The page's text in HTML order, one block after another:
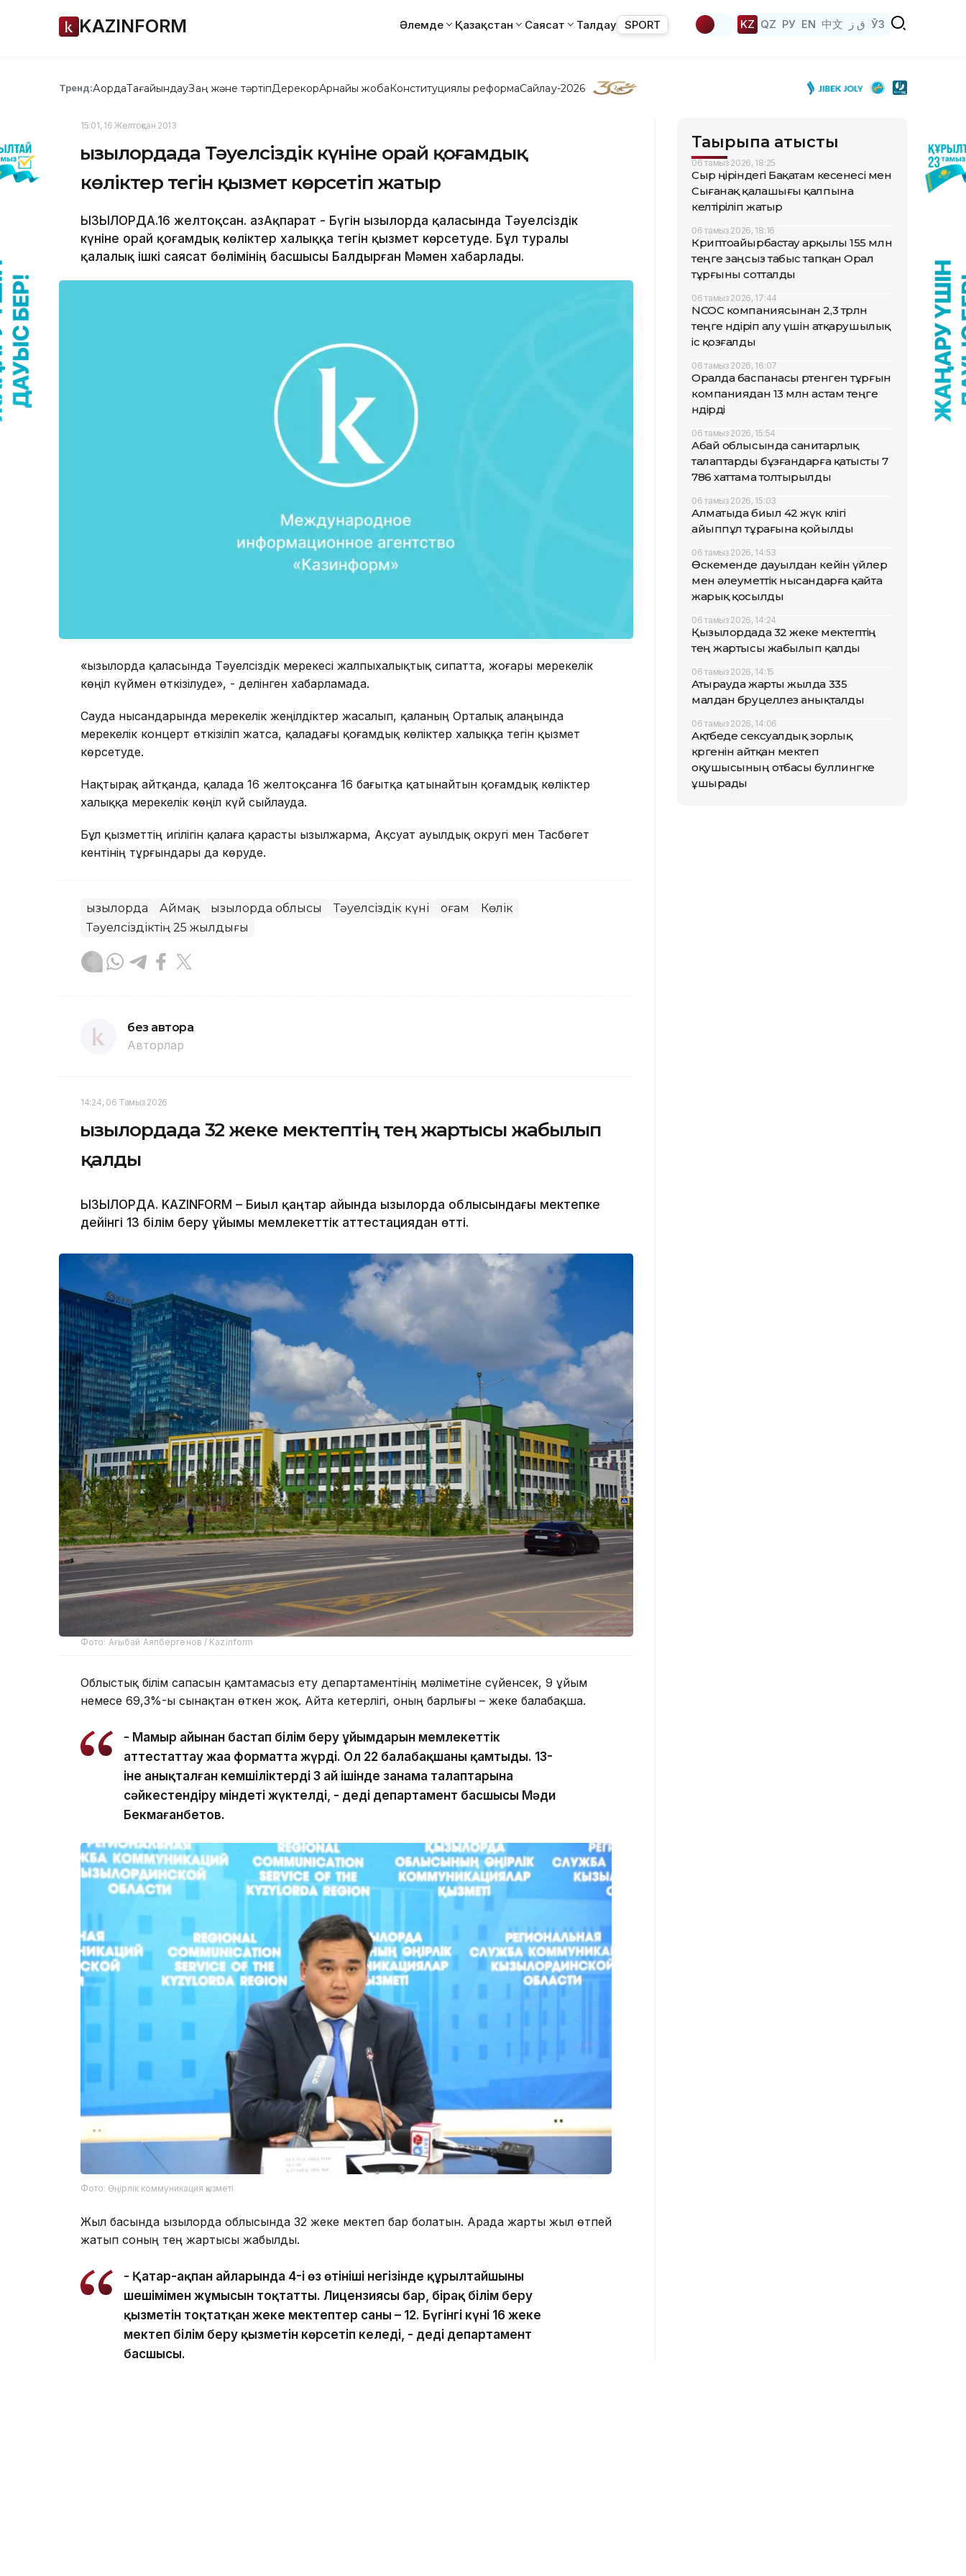
KAZINFORM Әлемде Қазақстан Саясат Талдау SPORT KZ QZ РУ EN 中文 ق ز ЎЗ
Тренд:АқордаТағайындауЗаң және тәртіпДерекқорАрнайы жобаКонституциялық реформаСайлау-2026
15:01, 16 Желтоқсан 2013
Қызылордада Тәуелсіздік күніне орай қоғамдық
көліктер тегін қызмет көрсетіп жатыр
ҚЫЗЫЛОРДА.16 желтоқсан. ҚазАқпарат - Бүгін Қызылорда қаласында Тәуелсіздік
күніне орай қоғамдық көліктер халыққа тегін қызмет көрсетуде. Бұл туралы
қалалық ішкі саясат бөлімінің басшысы Балдырған Мәмен хабарлады.
«Қызылорда қаласында Тәуелсіздік мерекесі жалпыхалықтық сипатта, жоғары мерекелік
көңіл күймен өткізілуде», - делінген хабарламада.
Сауда нысандарында мерекелік жеңілдіктер жасалып, қаланың Орталық алаңында
мерекелік концерт өткізіліп жатса, қаладағы қоғамдық көліктер халыққа тегін қызмет
көрсетуде.
Нақтырақ айтқанда, қалада 16 желтоқсанға 16 бағытқа қатынайтын қоғамдық көліктер
халыққа мерекелік көңіл күй сыйлауда.
Бұл қызметтің игілігін қалаға қарасты Қызылжарма, Ақсуат ауылдық округі мен Тасбөгет
кентінің тұрғындары да көруде.
Қызылорда Аймақ Қызылорда облысы Тәуелсіздік күні Қоғам
Көлік
Тәуелсіздіктің 25 жылдығы
без автора
Авторлар
14:24, 06 Тамыз 2026
Қызылордада 32 жеке мектептің тең жартысы жабылып
қалды
ҚЫЗЫЛОРДА. KAZINFORM – Биыл қаңтар айында Қызылорда облысындағы мектепке
дейінгі 13 білім беру ұйымы мемлекеттік аттестациядан өтті.
Фото: Ағыбай Аяпбергенов / Kazinform
Облыстық білім сапасын қамтамасыз ету департаментінің мәліметіне сүйенсек, 9 ұйым
немесе 69,3%-ы сынақтан өткен жоқ. Айта кетерлігі, оның барлығы – жеке балабақша.
- Мамыр айынан бастап білім беру ұйымдарын мемлекеттік
аттестаттау жаңа форматта жүрді. Ол 22 балабақшаны қамтыды. 13-
іне анықталған кемшіліктерді 3 ай ішінде заңнама талаптарына
сәйкестендіру міндеті жүктелді, - деді департамент басшысы Мәди
Бекмағанбетов.
Фото: Өңірлік коммуникация қызметі
Жыл басында Қызылорда облысында 32 жеке мектеп бар болатын. Арада жарты жыл өтпей
жатып соның тең жартысы жабылды.
- Қаңтар-ақпан айларында 4-і өз өтініші негізінде құрылтайшының
шешімімен жұмысын тоқтатты. Лицензиясы бар, бірақ білім беру
қызметін тоқтатқан жеке мектептер саны – 12. Бүгінгі күні 16 жеке
мектеп білім беру қызметін көрсетіп келеді, - деді департамент
басшысы.
Тақырыпқа қатысты
06 тамыз 2026, 18:25
Сыр өңіріндегі Бақатам кесенесі мен
Сығанақ қалашығы қалпына
келтіріліп жатыр
06 тамыз 2026, 18:16
Криптоайырбастау арқылы 155 млн
теңге заңсыз табыс тапқан Орал
тұрғыны сотталды
06 тамыз 2026, 17:44
NCOC компаниясынан 2,3 трлн
теңге өндіріп алу үшін атқарушылық
іс қозғалды
06 тамыз 2026, 16:07
Оралда баспанасы өртенген тұрғын
компаниядан 13 млн астам теңге
өндірді
06 тамыз 2026, 15:54
Абай облысында санитарлық
талаптарды бұзғандарға қатысты 7
786 хаттама толтырылды
06 тамыз 2026, 15:03
Алматыда биыл 42 жүк көлігі
айыппұл тұрағына қойылды
06 тамыз 2026, 14:53
Өскеменде дауылдан кейін үйлер
мен әлеуметтік нысандарға қайта
жарық қосылды
06 тамыз 2026, 14:24
Қызылордада 32 жеке мектептің
тең жартысы жабылып қалды
06 тамыз 2026, 14:15
Атырауда жарты жылда 335
малдан бруцеллез анықталды
06 тамыз 2026, 14:06
Ақтөбеде сексуалдық зорлық
көргенін айтқан мектеп
оқушысының отбасы буллингке
ұшырады